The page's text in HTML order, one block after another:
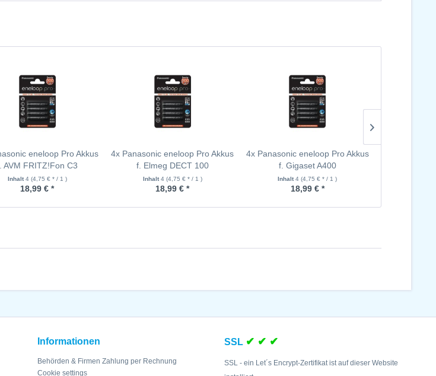
eneloop Pro Akkus
AVM FRITZ!Fon C3
Inhalt 4 (4,75 € * / 1 )
18,99 € *
4x Panasonic eneloop Pro Akkus
f. Elmeg DECT 100
Inhalt 4 (4,75 € * / 1 )
18,99 € *
4x Panasonic eneloop Pro Akkus
f. Gigaset A400
Inhalt4(4,75 € * / 1 )
18,99 € *
Informationen
Behörden & Firmen Zahlung per Rechnung
Cookie settings
SSL ✔ ✔ ✔
SSL - ein Let´s Encrypt-Zertifikat ist auf dieser Website